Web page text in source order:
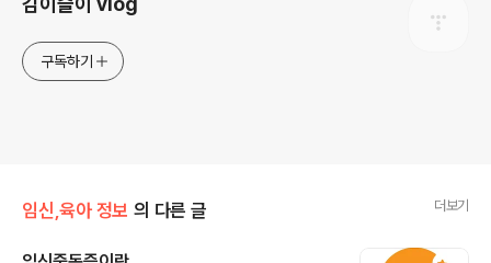
구독하기
임신,육아 정보 의 다른 글 더보기